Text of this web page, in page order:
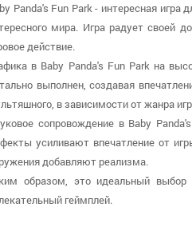
Panda's Fun Park - интересная игра
мира. Игра радует своей
действие.
в Baby Panda's Fun Park на
выполнен, создавая
в зависимости от жанра
сопровождение в Baby
усиливают впечатление от
добавляют реализма.
образом, это идеальный
геймплей.